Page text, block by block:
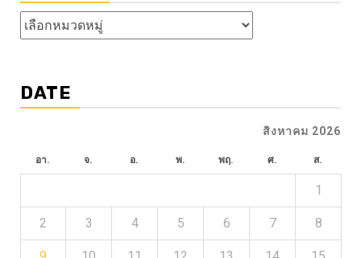
หัวข้อ
ข่าว
DATE
สิงหาคม 2026
อา. จ. อ. พ. พฤ. ศ. ส.
1
2 3 4 5 6 7 8